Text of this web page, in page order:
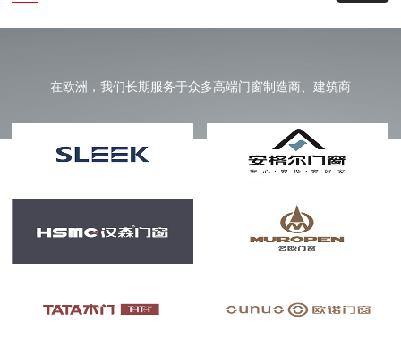
在欧洲，我们长期服务于众多高端门窗制造商、建筑商